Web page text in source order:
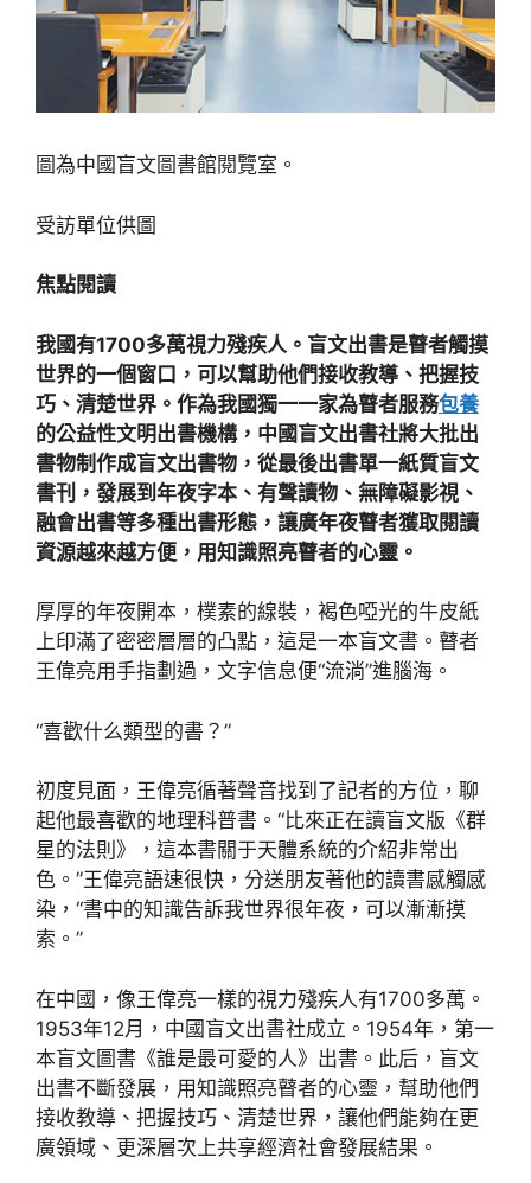
圖為中國盲文圖書館閱覽室。
受訪單位供圖
焦點閱讀
我國有1700多萬視力殘疾人。盲文出書是瞽者觸摸
世界的一個窗口，可以幫助他們接收教導、把握技
巧、清楚世界。作為我國獨一一家為瞽者服務包養
的公益性文明出書機構，中國盲文出書社將大批出
書物制作成盲文出書物，從最後出書單一紙質盲文
書刊，發展到年夜字本、有聲讀物、無障礙影視、
融會出書等多種出書形態，讓廣年夜瞽者獲取閱讀
資源越來越方便，用知識照亮瞽者的心靈。
厚厚的年夜開本，樸素的線裝，褐色啞光的牛皮紙
上印滿了密密層層的凸點，這是一本盲文書。瞽者
王偉亮用手指劃過，文字信息便“流淌”進腦海。
“喜歡什么類型的書？”
初度見面，王偉亮循著聲音找到了記者的方位，聊
起他最喜歡的地理科普書。“比來正在讀盲文版《群
星的法則》，這本書關于天體系統的介紹非常出
色。”王偉亮語速很快，分送朋友著他的讀書感觸感
染，“書中的知識告訴我世界很年夜，可以漸漸摸
索。”
在中國，像王偉亮一樣的視力殘疾人有1700多萬。
1953年12月，中國盲文出書社成立。1954年，第一
本盲文圖書《誰是最可愛的人》出書。此后，盲文
出書不斷發展，用知識照亮瞽者的心靈，幫助他們
接收教導、把握技巧、清楚世界，讓他們能夠在更
廣領域、更深層次上共享經濟社會發展結果。